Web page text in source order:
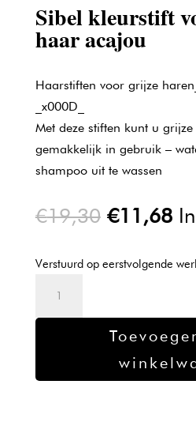
Sibel kleurstift
haar acajou
Haarstiften voor grijze
_x000D_
Met deze stiften kunt u
gemakkelijk in gebruik –
shampoo uit te wassen
€19,30
was:
€19,30.
€11,68
is:
Verstuurd op eerstvolgende